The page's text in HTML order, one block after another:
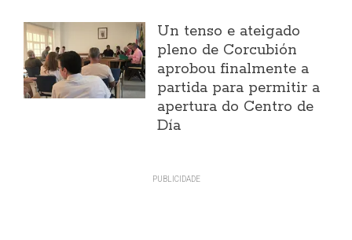
Un tenso e ateigado
pleno de Corcubión
aprobou finalmente a
partida para permitir a
apertura do Centro de
Día